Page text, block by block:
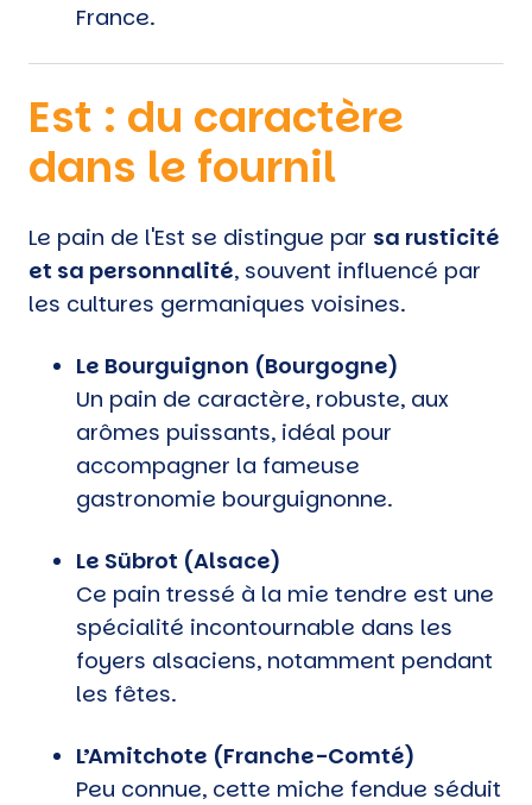
France.
Est : du caractère
dans le fournil
Le pain de l'Est se distingue par sa rusticité
et sa personnalité, souvent influencé par
les cultures germaniques voisines.
Le Bourguignon (Bourgogne)
Un pain de caractère, robuste, aux
arômes puissants, idéal pour
accompagner la fameuse
gastronomie bourguignonne.
Le Sübrot (Alsace)
Ce pain tressé à la mie tendre est une
spécialité incontournable dans les
foyers alsaciens, notamment pendant
les fêtes.
L’Amitchote (Franche-Comté)
Peu connue, cette miche fendue séduit